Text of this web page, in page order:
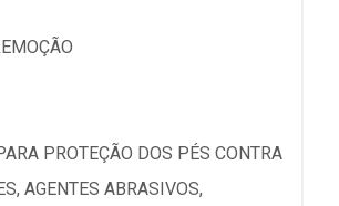
PROTEÇÃO DOS PÉS CONTRA
AGENTES ABRASIVOS,